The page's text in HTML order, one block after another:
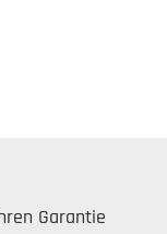
Garantie